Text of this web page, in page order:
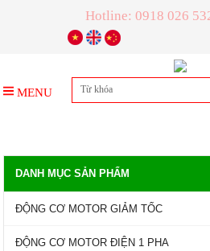
Hotline: 0918 026
MENU
DANH MỤC SẢN PHẨM
ĐỘNG CƠ MOTOR GIẢM TỐC
GIẢM TỐC TRỤC LIỀN
ĐỘNG CƠ MOTOR ĐIỆN 1 PHA